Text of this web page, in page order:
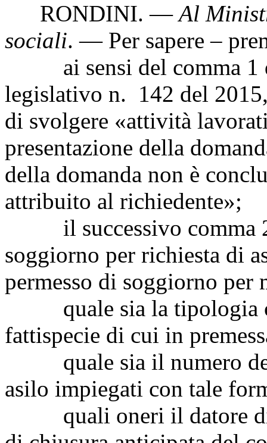
RONDINI. —Al
sociali. — Per sapere –
ai sensi del comma 1
legislativo n. 142 del
di svolgere «attività
presentazione della
della domanda non è
attribuito al richiedente»;
il successivo comma 2
soggiorno per richiesta di
permesso di soggiorno
quale sia la tipologia
fattispecie di cui in
quale sia il numero dei
asilo impiegati con tale
quali oneri il datore di